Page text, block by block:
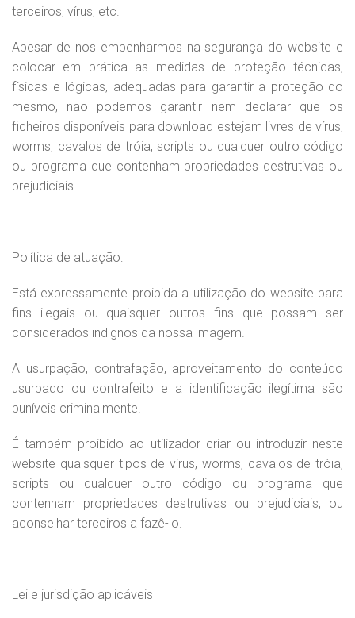
terceiros, vírus, etc.
Apesar de nos empenharmos na segurança do website e
colocar em prática as medidas de proteção técnicas,
físicas e lógicas, adequadas para garantir a proteção do
mesmo, não podemos garantir nem declarar que os
ficheiros disponíveis para download estejam livres de vírus,
worms, cavalos de tróia, scripts ou qualquer outro código
ou programa que contenham propriedades destrutivas ou
prejudiciais.
Política de atuação:
Está expressamente proibida a utilização do website para
fins ilegais ou quaisquer outros fins que possam ser
considerados indignos da nossa imagem.
A usurpação, contrafação, aproveitamento do conteúdo
usurpado ou contrafeito e a identificação ilegítima são
puníveis criminalmente.
É também proibido ao utilizador criar ou introduzir neste
website quaisquer tipos de vírus, worms, cavalos de tróia,
scripts ou qualquer outro código ou programa que
contenham propriedades destrutivas ou prejudiciais, ou
aconselhar terceiros a fazê-lo.
Lei e jurisdição aplicáveis